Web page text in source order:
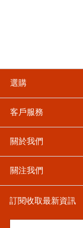
選購
客戶服務
關於我們
關注我們
訂閱收取最新資訊